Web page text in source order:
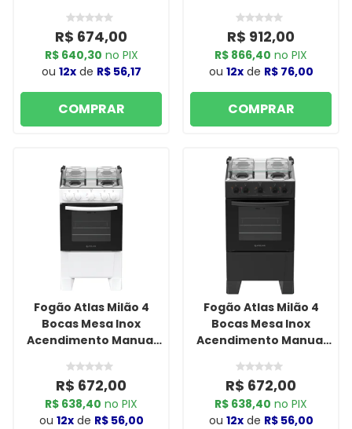
R$ 674,00
R$ 640,30 no PIX
ou 12xde R$ 56,17
COMPRAR
R$ 912,00
R$ 866,40 no PIX
ou 12xde R$ 76,00
COMPRAR
Fogão Atlas Milão 4
Bocas Mesa Inox
Acendimento Manual
R$ 672,00
R$ 638,40 no PIX
ou 12xde R$ 56,00
Fogão Atlas Milão 4
Bocas Mesa Inox
Acendimento Manual
R$ 672,00
R$ 638,40 no PIX
ou 12xde R$ 56,00